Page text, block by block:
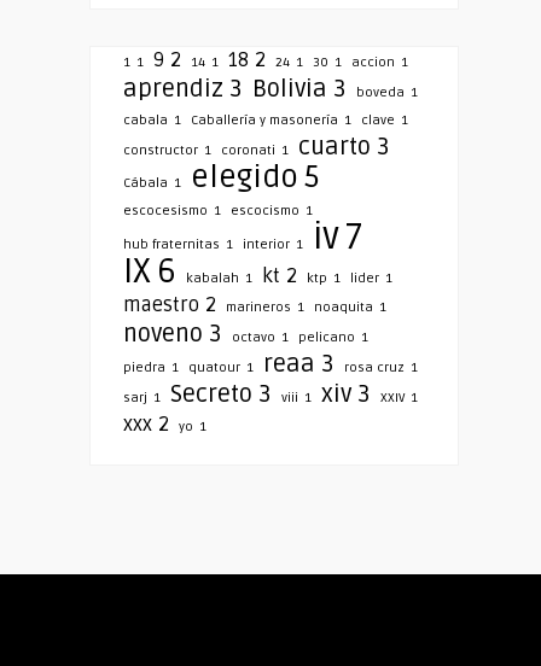
1 1 9 2 14 1 18 2 24 1 30 1 accion 1
aprendiz 3 Bolivia 3 boveda 1
cabala 1 Caballería y masonería 1 clave 1
constructor 1 coronati 1 cuarto 3
Cábala 1 elegido5
escocesismo 1 escocismo 1
hub fraternitas 1 interior 1 iv7
IX 6 kabalah 1 kt 2 ktp 1 lider 1
maestro 2 marineros 1 noaquita 1
noveno 3 octavo 1 pelicano 1
piedra 1 quatour 1 reaa 3 rosa cruz 1
sarj 1 Secreto 3 viii 1 xiv 3 XXIV 1
xxx 2 yo 1